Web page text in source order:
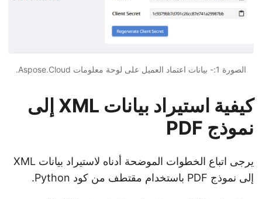
الصورة 1:- بيانات اعتماد العميل على لوحة معلومات Aspose.Cloud.
كيفية استيراد بيانات XML إلى
نموذج PDF
يرجى اتباع الخطوات الموضحة أدناه لاستيراد بيانات XML
إلى نموذج PDF باستخدام مقتطف من كود Python.